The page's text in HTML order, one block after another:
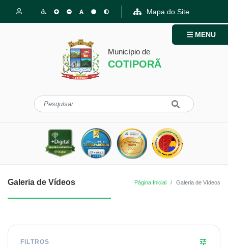
Mapa do Site
Município de
COTIPORÃ
MENU
Galeria de Vídeos Página Inicial Galeria de Vídeos
FILTROS tune